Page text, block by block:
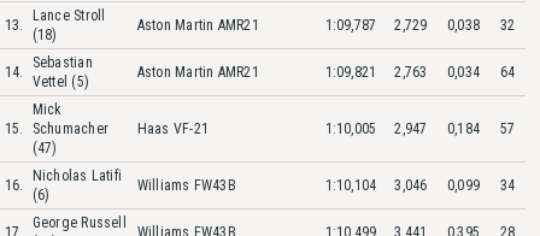
13.
Lance Stroll
(18)
Aston Martin AMR21 1:09,787 2,729 0,038 32
14.
Sebastian
Vettel (5)
Aston Martin AMR21 1:09,821 2,763 0,034 64
15.
Mick
Schumacher
(47)
Haas VF-21 1:10,005 2,947 0,184 57
16.
Nicholas Latifi
(6)
Williams FW43B 1:10,104 3,046 0,099 34
17.
George Russell
Williams FW43B 1:10,499 3,441 0,395 28